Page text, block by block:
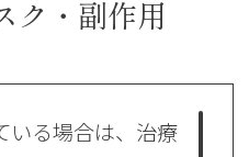
ク・副作用
いる場合は、治療